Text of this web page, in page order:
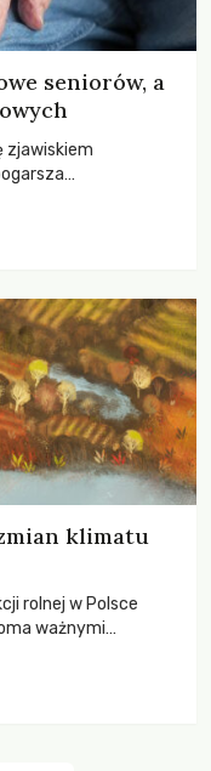
seniorów, a
zjawiskiem
klimatu
rolnej w Polsce
ważnymi
to będzie